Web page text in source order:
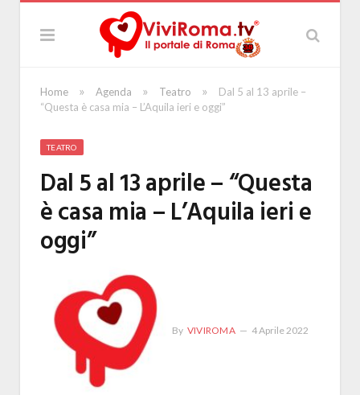
Home » Agenda » Teatro »
Dal 5 al 13 aprile –
“Questa è casa mia – L’Aquila ieri e oggi”
TEATRO
Dal 5 al 13 aprile – “Questa
è casa mia – L’Aquila ieri e
oggi”
By VIVIROMA 4 Aprile 2022